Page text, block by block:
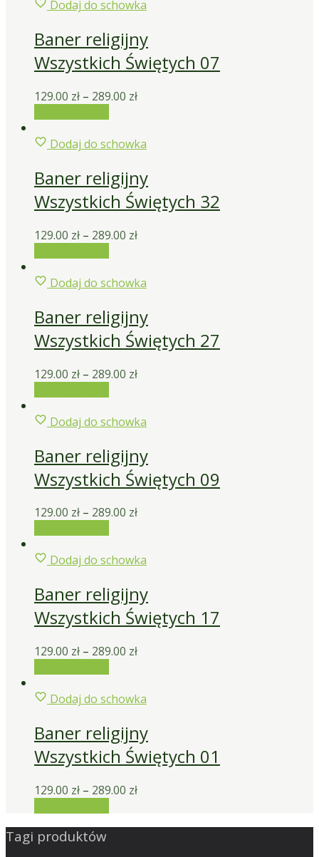
Dodaj do schowka
Baner religijny
Wszystkich Świętych 07
129.00 zł – 289.00 zł
Dodaj do schowka
Baner religijny
Wszystkich Świętych 32
129.00 zł – 289.00 zł
Dodaj do schowka
Baner religijny
Wszystkich Świętych 27
129.00 zł – 289.00 zł
Dodaj do schowka
Baner religijny
Wszystkich Świętych 09
129.00 zł – 289.00 zł
Dodaj do schowka
Baner religijny
Wszystkich Świętych 17
129.00 zł – 289.00 zł
Dodaj do schowka
Baner religijny
Wszystkich Świętych 01
129.00 zł – 289.00 zł
Tagi produktów